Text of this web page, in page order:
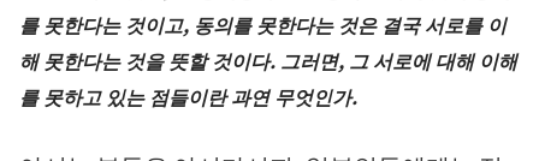
를 못한다는 것이고, 동의를 못한다는 것은 결국 서로를 이
해 못한다는 것을 뜻할 것이다. 그러면, 그 서로에 대해 이해
를 못하고 있는 점들이란 과연 무엇인가.